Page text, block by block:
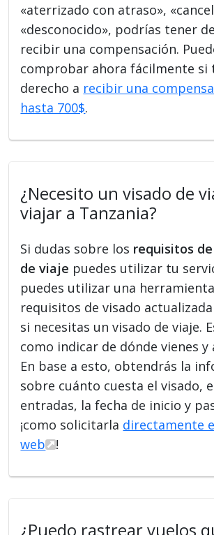
«aterrizado con atraso»,
«desconocido», podrías tener
recibir una compensación.
comprobar ahora fácilmente si
derecho a recibir una
hasta 700$.
¿Necesito un visado de
viajar a Tanzania?
Si dudas sobre los requisitos
de viaje puedes utilizar tu
puedes utilizar una
requisitos de visado
si necesitas un visado de viaje.
como indicar de dónde vienes y
En base a esto, obtendrás la
sobre cuánto cuesta el visado,
entradas, la fecha de inicio y
¡como solicitarla directamente
web
!
¿Puedo rastrear vuelos